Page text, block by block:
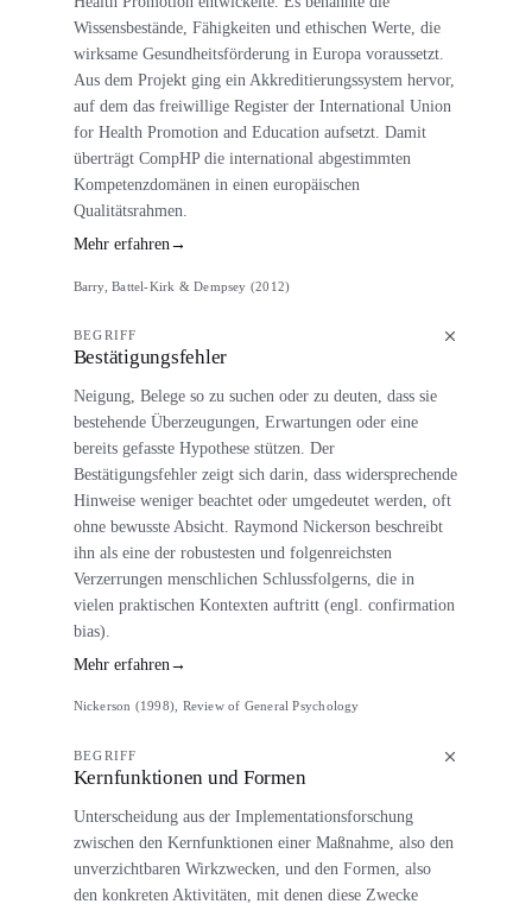
Wissensbestände, Fähigkeiten und ethischen Werte, die
wirksame Gesundheitsförderung in Europa voraussetzt.
Aus dem Projekt ging ein Akkreditierungssystem hervor,
auf dem das freiwillige Register der International Union
for Health Promotion and Education aufsetzt. Damit
überträgt CompHP die international abgestimmten
Kompetenzdomänen in einen europäischen
Qualitätsrahmen.
Mehr erfahren→
Barry, Battel-Kirk & Dempsey (2012)
BEGRIFF
Bestätigungsfehler
Neigung, Belege so zu suchen oder zu deuten, dass sie
bestehende Überzeugungen, Erwartungen oder eine
bereits gefasste Hypothese stützen. Der
Bestätigungsfehler zeigt sich darin, dass widersprechende
Hinweise weniger beachtet oder umgedeutet werden, oft
ohne bewusste Absicht. Raymond Nickerson beschreibt
ihn als eine der robustesten und folgenreichsten
Verzerrungen menschlichen Schlussfolgerns, die in
vielen praktischen Kontexten auftritt (engl. confirmation
bias).
Mehr erfahren→
Nickerson (1998), Review of General Psychology
BEGRIFF
Kernfunktionen und Formen
Unterscheidung aus der Implementationsforschung
zwischen den Kernfunktionen einer Maßnahme, also den
unverzichtbaren Wirkzwecken, und den Formen, also
den konkreten Aktivitäten, mit denen diese Zwecke